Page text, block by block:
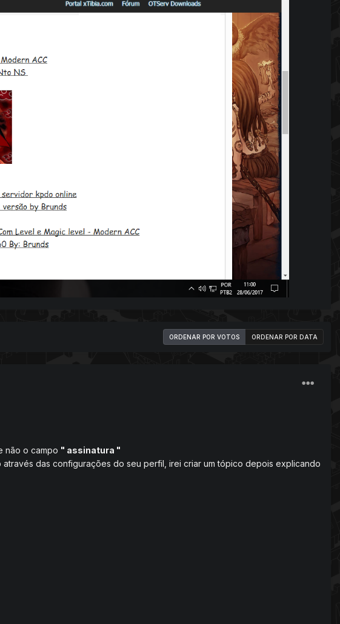
ORDENAR POR VOTOS ORDENAR POR DATA
não o campo " assinatura "
das configurações do seu perfil, irei criar um tópico depois explicando